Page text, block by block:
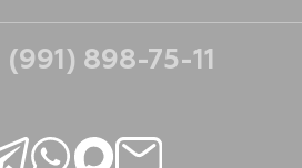
(991) 898-75-11